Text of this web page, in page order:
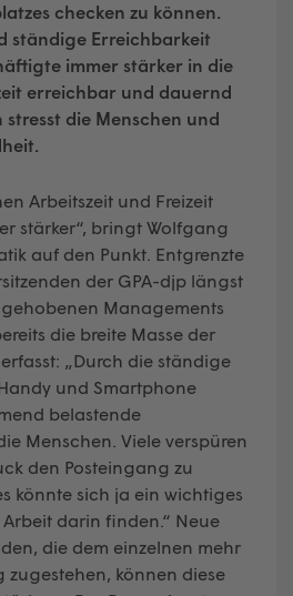
checken zu können.
ständige Erreichbarkeit
immer stärker in die
erreichbar und dauernd
stresst die Menschen und
Arbeitszeit und Freizeit
stärker“, bringt Wolfgang
auf den Punkt. Entgrenzte
der GPA-djp längst
Managements
die breite Masse der
„Durch die ständige
und Smartphone
belastende
Menschen. Viele verspüren
den Posteingang zu
könnte sich ja ein wichtiges
darin finden.“ Neue
die dem einzelnen mehr
können diese